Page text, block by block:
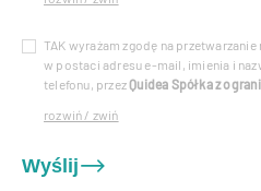
TAK wyrażam zgodę na
w postaci adresu e-mail, imienia i
telefonu, przezQuidea Spółka z
rozwiń / zwiń
Wyślij